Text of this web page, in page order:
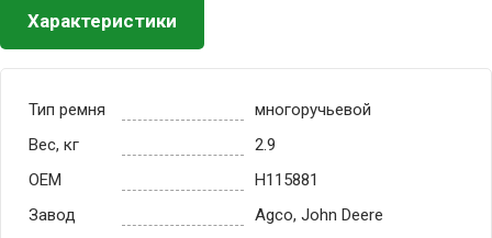
Характеристики
Тип ремня
многоручьевой
Вес, кг
2.9
OEM
H115881
Завод
Agco, John Deere